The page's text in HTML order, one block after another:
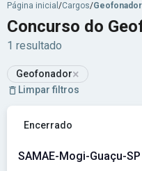
Página inicial /Cargos/Geofonador
Concurso do
1 resultado
Geofonador×
Limpar filtros
Ver concurso: SAMAE-
Encerrado
SAMAE-Mogi-Guaçu-